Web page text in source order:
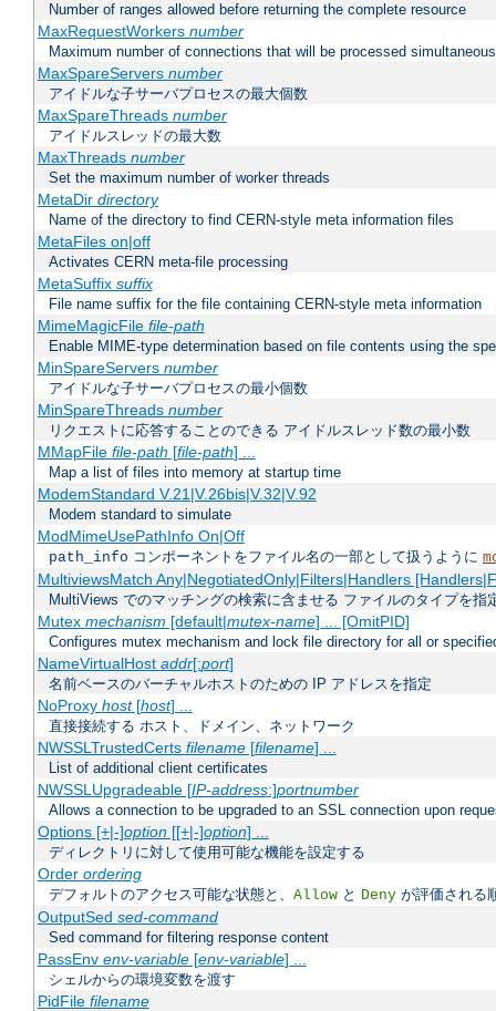
Number of ranges allowed before returning the complete resource
MaxRequestWorkers number
Maximum number of connections that will be processed
MaxSpareServers number
アイドルな子サーバプロセスの最大個数
MaxSpareThreads number
アイドルスレッドの最大数
MaxThreads number
Set the maximum number of worker threads
MetaDir directory
Name of the directory to find CERN-style meta information files
MetaFiles on|off
Activates CERN meta-file processing
MetaSuffix suffix
File name suffix for the file containing CERN-style meta information
MimeMagicFile file-path
Enable MIME-type determination based on file contents using the
MinSpareServers number
アイドルな子サーバプロセスの最小個数
MinSpareThreads number
リクエストに応答することのできる アイドルスレッド数の最小数
MMapFile file-path [file-path] ...
Map a list of files into memory at startup time
ModemStandard V.21|V.26bis|V.32|V.92
Modem standard to simulate
ModMimeUsePathInfo On|Off
path_info コンポーネントをファイル名の一部として扱うように
MultiviewsMatch Any|NegotiatedOnly|Filters|Handlers
MultiViews でのマッチングの検索に含ませる ファイルのタイプを指
Mutex mechanism [default|mutex-name] ... [OmitPID]
Configures mutex mechanism and lock file directory for all or
NameVirtualHost addr[:port]
名前ベースのバーチャルホストのための IP アドレスを指定
NoProxy host[host] ...
直接接続する ホスト、ドメイン、ネットワーク
NWSSLTrustedCerts filename[filename] ...
List of additional client certificates
NWSSLUpgradeable [IP-address:]portnumber
Allows a connection to be upgraded to an SSL connection upon
Options [+|-]option[[+|-]option] ...
ディレクトリに対して使用可能な機能を設定する
Order ordering
デフォルトのアクセス可能な状態と、 Allow と Deny が評価される
OutputSed sed-command
Sed command for filtering response content
PassEnv env-variable[env-variable] ...
シェルからの環境変数を渡す
PidFile filename